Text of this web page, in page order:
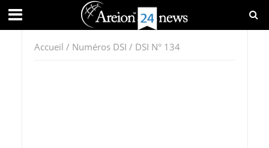
Accueil / Numéros DSI / DSI N° 134